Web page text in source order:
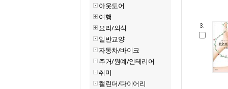
아웃도어
여행
요리/외식
일반교양
자동차/바이크
주거/원예/인테리어
취미
캘린더/다이어리
3.